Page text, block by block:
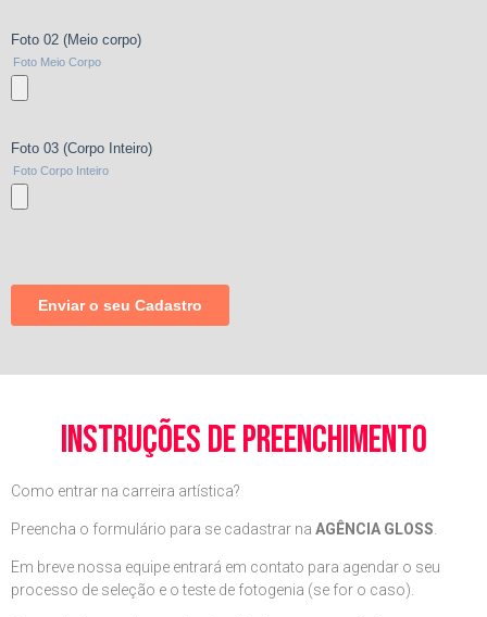
instruções de preenchimento
Como entrar na carreira artística?
Preencha o formulário para se cadastrar na AGÊNCIA GLOSS
Em breve nossa equipe entrará em contato para agendar o seu
processo de seleção e o teste de fotogenia (se for o caso).